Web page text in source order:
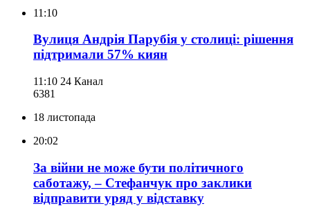
11:10
Вулиця Андрія Парубія у столиці: рішення
підтримали 57% киян
11:10 24 Канал
6381
18 листопада
20:02
За війни не може бути політичного
саботажу, – Стефанчук про заклики
відправити уряд у відставку